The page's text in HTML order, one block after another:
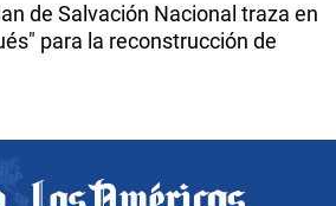
de Salvación Nacional traza en
para la reconstrucción de